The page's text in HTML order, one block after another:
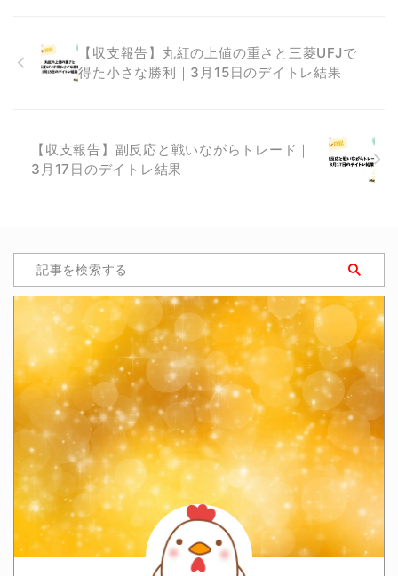
【収支報告】丸紅の上値の重さと三菱UFJで
得た小さな勝利｜3月15日のデイトレ結果
【収支報告】副反応と戦いながらトレード｜
3月17日のデイトレ結果